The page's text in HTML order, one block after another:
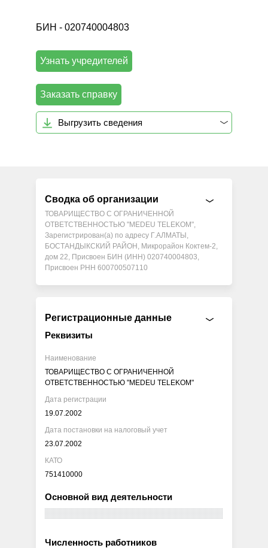
БИН - 020740004803
Узнать учредителей
Заказать справку
Выгрузить сведения
Сводка об организации
ТОВАРИЩЕСТВО С ОГРАНИЧЕННОЙ
ОТВЕТСТВЕННОСТЬЮ "MEDEU TELEKOM",
Зарегистрирован(а) по адресу Г.АЛМАТЫ,
БОСТАНДЫКСКИЙ РАЙОН, Микрорайон Коктем-2,
дом 22, Присвоен БИН (ИНН) 020740004803,
Присвоен РНН 600700507110
Регистрационные данные
Реквизиты
Наименование
ТОВАРИЩЕСТВО С ОГРАНИЧЕННОЙ
ОТВЕТСТВЕННОСТЬЮ "MEDEU TELEKOM"
Дата регистрации
19.07.2002
Дата постановки на налоговый учет
23.07.2002
КАТО
751410000
Основной вид деятельности
Численность работников